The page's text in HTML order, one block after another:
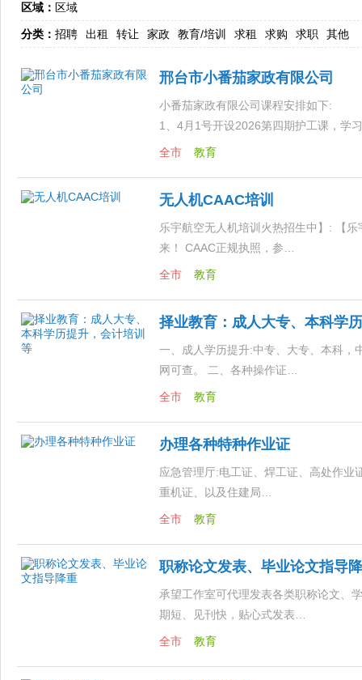
区域： 区域
分类： 招聘 出租 转让 家政 教育/培训 求租 求购 求职 其他
邢台市小番茄家政有限公司
小番茄家政有限公司课程安排如下:
1、4月1号开设2026第四期护工课，学
全市 教育
无人机CAAC培训
乐宇航空无人机培训火热招生中】: 【
来！ CAAC正规执照，参…
全市 教育
择业教育：成人大专、本科学
一、成人学历提升:中专、大专、本科，
网可查。 二、各种操作证…
全市 教育
办理各种特种作业证
应急管理厅:电工证、焊工证、高处作业
重机证、以及住建局…
全市 教育
职称论文发表、毕业论文指导
承望工作室可代理发表各类职称论文、
期短、见刊快，贴心式发表…
全市 教育